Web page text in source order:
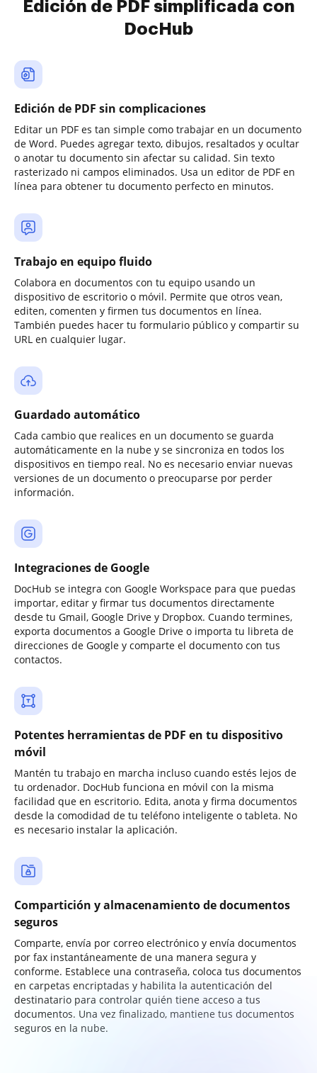
Edición de PDF simplificada con
DocHub
Edición de PDF sin complicaciones
Editar un PDF es tan simple como trabajar en un documento
de Word. Puedes agregar texto, dibujos, resaltados y ocultar
o anotar tu documento sin afectar su calidad. Sin texto
rasterizado ni campos eliminados. Usa un editor de PDF en
línea para obtener tu documento perfecto en minutos.
Trabajo en equipo fluido
Colabora en documentos con tu equipo usando un
dispositivo de escritorio o móvil. Permite que otros vean,
editen, comenten y firmen tus documentos en línea.
También puedes hacer tu formulario público y compartir su
URL en cualquier lugar.
Guardado automático
Cada cambio que realices en un documento se guarda
automáticamente en la nube y se sincroniza en todos los
dispositivos en tiempo real. No es necesario enviar nuevas
versiones de un documento o preocuparse por perder
información.
Integraciones de Google
DocHub se integra con Google Workspace para que puedas
importar, editar y firmar tus documentos directamente
desde tu Gmail, Google Drive y Dropbox. Cuando termines,
exporta documentos a Google Drive o importa tu libreta de
direcciones de Google y comparte el documento con tus
contactos.
Potentes herramientas de PDF en tu dispositivo
móvil
Mantén tu trabajo en marcha incluso cuando estés lejos de
tu ordenador. DocHub funciona en móvil con la misma
facilidad que en escritorio. Edita, anota y firma documentos
desde la comodidad de tu teléfono inteligente o tableta. No
es necesario instalar la aplicación.
Compartición y almacenamiento de documentos
seguros
Comparte, envía por correo electrónico y envía documentos
por fax instantáneamente de una manera segura y
conforme. Establece una contraseña, coloca tus documentos
en carpetas encriptadas y habilita la autenticación del
destinatario para controlar quién tiene acceso a tus
documentos. Una vez finalizado, mantiene tus documentos
seguros en la nube.